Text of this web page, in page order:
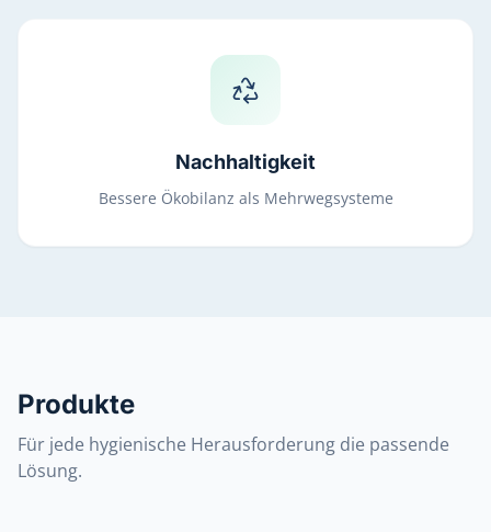
Nachhaltigkeit
Bessere Ökobilanz als Mehrwegsysteme
Produkte
Für jede hygienische Herausforderung die passende
Lösung.